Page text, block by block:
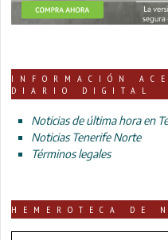
INFORMACIÓN
DIARIO DIGITAL
Noticias de última hora en
Noticias Tenerife Norte
Términos legales
HEMEROTECA DE